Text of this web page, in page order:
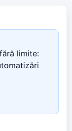
limite: